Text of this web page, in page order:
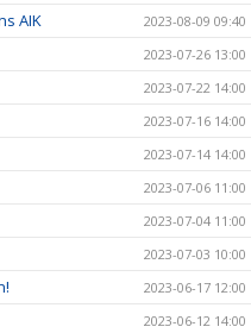
AIK 2023-08-09 09:40
2023-07-26 13:00
2023-07-22 14:00
2023-07-16 14:00
2023-07-14 14:00
2023-07-06 11:00
2023-07-04 11:00
2023-07-03 10:00
2023-06-17 12:00
2023-06-12 14:00